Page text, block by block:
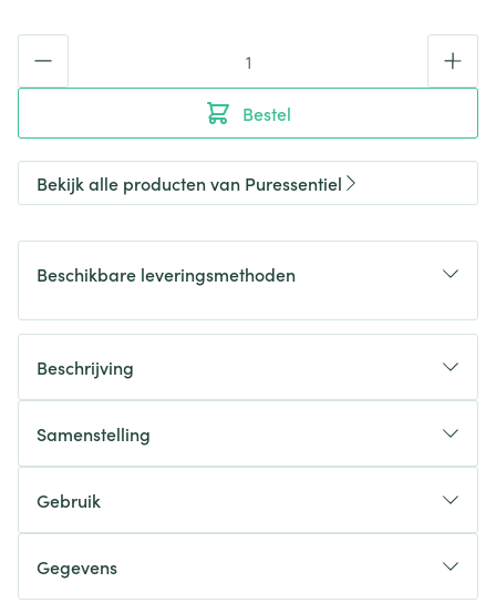
Bestel
Bekijk alle producten van Puressentiel
Beschikbare leveringsmethoden
Beschrijving
Samenstelling
Gebruik
Gegevens